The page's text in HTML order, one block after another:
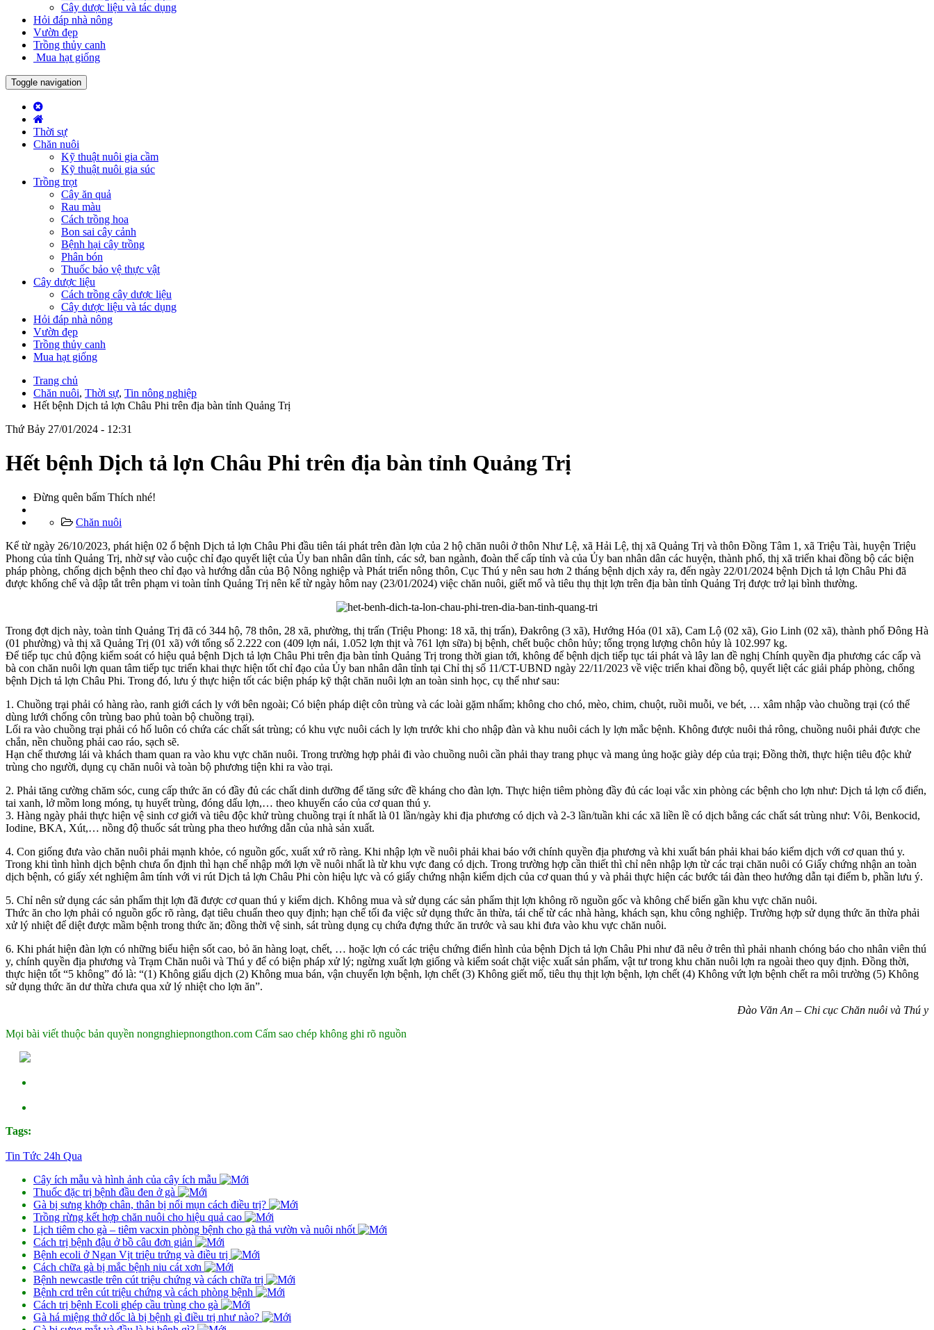
Cây dược liệu và tác dụng
Hỏi đáp nhà nông
Vườn đẹp
Trồng thủy canh
Mua hạt giống
Toggle navigation
Thời sự
Chăn nuôi
Kỹ thuật nuôi gia cầm
Kỹ thuật nuôi gia súc
Trồng trọt
Cây ăn quả
Rau màu
Cách trồng hoa
Bon sai cây cảnh
Bệnh hại cây trồng
Phân bón
Thuốc bảo vệ thực vật
Cây dược liệu
Cách trồng cây dược liệu
Cây dược liệu và tác dụng
Hỏi đáp nhà nông
Vườn đẹp
Trồng thủy canh
Mua hạt giống
Trang chủ
Chăn nuôi, Thời sự, Tin nông nghiệp
Hết bệnh Dịch tả lợn Châu Phi trên địa bàn tỉnh Quảng Trị
Thứ Bảy 27/01/2024 - 12:31
Hết bệnh Dịch tả lợn Châu Phi trên địa bàn tỉnh Quảng Trị
Đừng quên bấm Thích nhé!
Chăn nuôi
Kể từ ngày 26/10/2023, phát hiện 02 ổ bệnh Dịch tả lợn Châu Phi đầu tiên tái phát trên đàn lợn của 2 hộ chăn nuôi ở thôn Như Lệ, xã Hải Lệ, thị xã Quảng Trị và thôn Đồng Tâm 1, xã Triệu Tài, huyện Triệu
Phong của tỉnh Quảng Trị, nhờ sự vào cuộc chỉ đạo quyết liệt của Ủy ban nhân dân tỉnh, các sở, ban ngành, đoàn thể cấp tỉnh và của Ủy ban nhân dân các huyện, thành phố, thị xã triển khai đồng bộ các biện
pháp phòng, chống dịch bệnh theo chỉ đạo và hướng dẫn của Bộ Nông nghiệp và Phát triển nông thôn, Cục Thú y nên sau hơn 2 tháng bệnh dịch xảy ra, đến ngày 22/01/2024 bệnh Dịch tả lợn Châu Phi đã
được khống chế và dập tắt trên phạm vi toàn tỉnh Quảng Trị nên kể từ ngày hôm nay (23/01/2024) việc chăn nuôi, giết mổ và tiêu thụ thịt lợn trên địa bàn tỉnh Quảng Trị được trở lại bình thường.
Trong đợt dịch này, toàn tỉnh Quảng Trị đã có 344 hộ, 78 thôn, 28 xã, phường, thị trấn (Triệu Phong: 18 xã, thị trấn), Đakrông (3 xã), Hướng Hóa (01 xã), Cam Lộ (02 xã), Gio Linh (02 xã), thành phố Đông Hà
(01 phường) và thị xã Quảng Trị (01 xã) với tổng số 2.222 con (409 lợn nái, 1.052 lợn thịt và 761 lợn sữa) bị bệnh, chết buộc chôn hủy; tổng trọng lượng chôn hủy là 102.997 kg.
Để tiếp tục chủ động kiểm soát có hiệu quả bệnh Dịch tả lợn Châu Phi trên địa bàn tỉnh Quảng Trị trong thời gian tới, không để bệnh dịch tiếp tục tái phát và lây lan đề nghị Chính quyền địa phương các cấp và
bà con chăn nuôi lợn quan tâm tiếp tục triển khai thực hiện tốt chỉ đạo của Ủy ban nhân dân tỉnh tại Chỉ thị số 11/CT-UBND ngày 22/11/2023 về việc triển khai đồng bộ, quyết liệt các giải pháp phòng, chống
bệnh Dịch tả lợn Châu Phi. Trong đó, lưu ý thực hiện tốt các biện pháp kỹ thật chăn nuôi lợn an toàn sinh học, cụ thể như sau:
1. Chuồng trại phải có hàng rào, ranh giới cách ly với bên ngoài; Có biện pháp diệt côn trùng và các loài gặm nhấm; không cho chó, mèo, chim, chuột, ruồi muỗi, ve bét, … xâm nhập vào chuồng trại (có thể
dùng lưới chống côn trùng bao phủ toàn bộ chuồng trại).
Lối ra vào chuồng trại phải có hố luôn có chứa các chất sát trùng; có khu vực nuôi cách ly lợn trước khi cho nhập đàn và khu nuôi cách ly lợn mắc bệnh. Không được nuôi thả rông, chuồng nuôi phải được che
chắn, nền chuồng phải cao ráo, sạch sẽ.
Hạn chế thương lái và khách tham quan ra vào khu vực chăn nuôi. Trong trường hợp phải đi vào chuồng nuôi cần phải thay trang phục và mang ủng hoặc giày dép của trại; Đồng thời, thực hiện tiêu độc khử
trùng cho người, dụng cụ chăn nuôi và toàn bộ phương tiện khi ra vào trại.
2. Phải tăng cường chăm sóc, cung cấp thức ăn có đầy đủ các chất dinh dưỡng để tăng sức đề kháng cho đàn lợn. Thực hiện tiêm phòng đầy đủ các loại vắc xin phòng các bệnh cho lợn như: Dịch tả lợn cổ điển,
tai xanh, lở mồm long móng, tụ huyết trùng, đóng dấu lợn,… theo khuyến cáo của cơ quan thú y.
3. Hàng ngày phải thực hiện vệ sinh cơ giới và tiêu độc khử trùng chuồng trại ít nhất là 01 lần/ngày khi địa phương có dịch và 2-3 lần/tuần khi các xã liền lề có dịch bằng các chất sát trùng như: Vôi, Benkocid,
Iodine, BKA, Xút,… nồng độ thuốc sát trùng pha theo hướng dẫn của nhà sản xuất.
4. Con giống đưa vào chăn nuôi phải mạnh khỏe, có nguồn gốc, xuất xứ rõ ràng. Khi nhập lợn về nuôi phải khai báo với chính quyền địa phương và khi xuất bán phải khai báo kiểm dịch với cơ quan thú y.
Trong khi tình hình dịch bệnh chưa ổn định thì hạn chế nhập mới lợn về nuôi nhất là từ khu vực đang có dịch. Trong trường hợp cần thiết thì chỉ nên nhập lợn từ các trại chăn nuôi có Giấy chứng nhận an toàn
dịch bệnh, có giấy xét nghiệm âm tính với vi rút Dịch tả lợn Châu Phi còn hiệu lực và có giấy chứng nhận kiểm dịch của cơ quan thú y và phải thực hiện các bước tái đàn theo hướng dẫn tại điểm b, phần lưu ý.
5. Chỉ nên sử dụng các sản phẩm thịt lợn đã được cơ quan thú y kiểm dịch. Không mua và sử dụng các sản phẩm thịt lợn không rõ nguồn gốc và không chế biến gần khu vực chăn nuôi.
Thức ăn cho lợn phải có nguồn gốc rõ ràng, đạt tiêu chuẩn theo quy định; hạn chế tối đa việc sử dụng thức ăn thừa, tái chế từ các nhà hàng, khách sạn, khu công nghiệp. Trường hợp sử dụng thức ăn thừa phải
xử lý nhiệt để diệt được mầm bệnh trong thức ăn; đồng thời vệ sinh, sát trùng dụng cụ chứa đựng thức ăn trước và sau khi đưa vào khu vực chăn nuôi.
6. Khi phát hiện đàn lợn có những biểu hiện sốt cao, bỏ ăn hàng loạt, chết, … hoặc lợn có các triệu chứng điển hình của bệnh Dịch tả lợn Châu Phi như đã nêu ở trên thì phải nhanh chóng báo cho nhân viên thú
y, chính quyền địa phương và Trạm Chăn nuôi và Thú y để có biện pháp xử lý; ngừng xuất lợn giống và kiểm soát chặt việc xuất sản phẩm, vật tư trong khu chăn nuôi lợn ra ngoài theo quy định. Đồng thời,
thực hiện tốt “5 không” đó là: “(1) Không giấu dịch (2) Không mua bán, vận chuyển lợn bệnh, lợn chết (3) Không giết mổ, tiêu thụ thịt lợn bệnh, lợn chết (4) Không vứt lợn bệnh chết ra môi trường (5) Không
sử dụng thức ăn dư thừa chưa qua xử lý nhiệt cho lợn ăn”.
Đào Văn An – Chi cục Chăn nuôi và Thú y
Mọi bài viết thuộc bản quyền nongnghiepnongthon.com Cấm sao chép không ghi rõ nguồn
Tags:
Tin Tức 24h Qua
Cây ích mẫu và hình ảnh của cây ích mẫu
Thuốc đặc trị bệnh đầu đen ở gà
Gà bị sưng khớp chân, thân bị nổi mụn cách điều trị?
Trồng rừng kết hợp chăn nuôi cho hiệu quả cao
Lịch tiêm cho gà – tiêm vacxin phòng bệnh cho gà thả vườn và nuôi nhốt
Cách trị bệnh đậu ở bồ câu đơn giản
Bệnh ecoli ở Ngan Vịt triệu trứng và điều trị
Cách chữa gà bị mắc bệnh niu cát xơn
Bệnh newcastle trên cút triệu chứng và cách chữa trị
Bệnh crd trên cút triệu chứng và cách phòng bệnh
Cách trị bệnh Ecoli ghép cầu trùng cho gà
Gà há miệng thở dốc là bị bệnh gì điều trị như nào?